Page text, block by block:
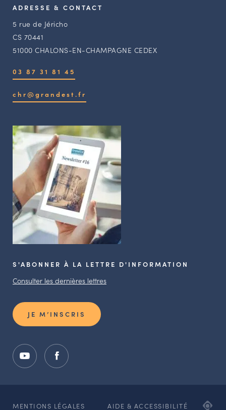
ADRESSE & CONTACT
5 rue de Jéricho
CS 70441
51000 CHALONS-EN-CHAMPAGNE CEDEX
03 87 31 81 45
chr@grandest.fr
S'ABONNER À LA LETTRE D'INFORMATION
Consulter les dernières lettres
JE M’INSCRIS
MENTIONS LÉGALES AIDE & ACCESSIBILITÉ